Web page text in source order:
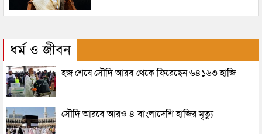
ধর্ম ও জীবন
হজ শেষে সৌদি আরব থেকে ফিরেছেন ৬৪১৬৩ হাজি
সৌদি আরবে আরও ৪ বাংলাদেশি হাজির মৃত্যু